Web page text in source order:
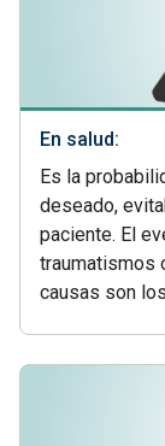
En salud:
Es la
deseado,
paciente. El
traumatismos
causas son